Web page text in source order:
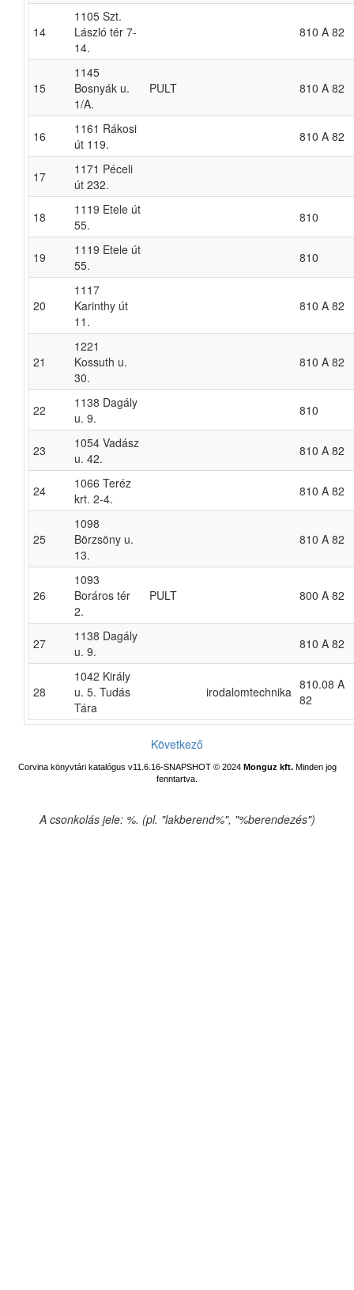
14
1105 Szt.
László tér 7-
14.
810 A 82
15
1145
Bosnyák u.
1/A.
PULT 810 A 82
16
1161 Rákosi
út 119.
810 A 82
17
1171 Péceli
út 232.
18
1119 Etele út
55.
810
19
1119 Etele út
55.
810
20
1117
Karinthy út
11.
810 A 82
21
1221
Kossuth u.
30.
810 A 82
22
1138 Dagály
u. 9.
810
23
1054 Vadász
u. 42.
810 A 82
24
1066 Teréz
krt. 2-4.
810 A 82
25
1098
Börzsöny u.
13.
810 A 82
26
1093
Boráros tér
2.
PULT 800 A 82
27
1138 Dagály
u. 9.
810 A 82
28
1042 Király
u. 5. Tudás
Tára
irodalomtechnika 810.08 A
82
Következő
Corvina könyvtári katalógus v11.6.16-SNAPSHOT© 2024 Monguz kft.Minden jog
fenntartva.
A csonkolás jele: %. (pl. "lakberend%", "%berendezés")